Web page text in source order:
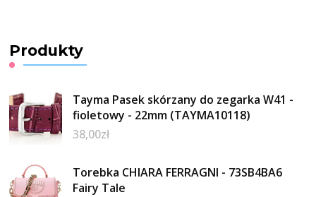
Produkty
Tayma Pasek skórzany do zegarka W41 -
fioletowy - 22mm (TAYMA10118)
38,00zł
Torebka CHIARA FERRAGNI - 73SB4BA6
Fairy Tale